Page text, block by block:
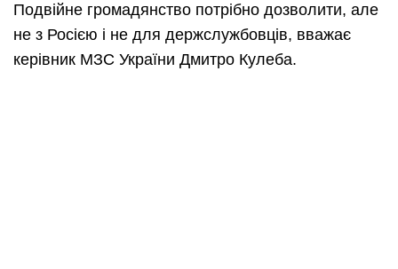
Подвійне громадянство потрібно дозволити, але
не з Росією і не для держслужбовців, вважає
керівник МЗС України Дмитро Кулеба.